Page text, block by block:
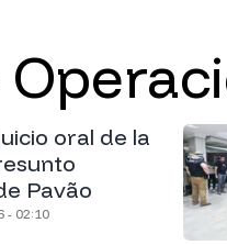
oral de la
Pavão
- 02:10